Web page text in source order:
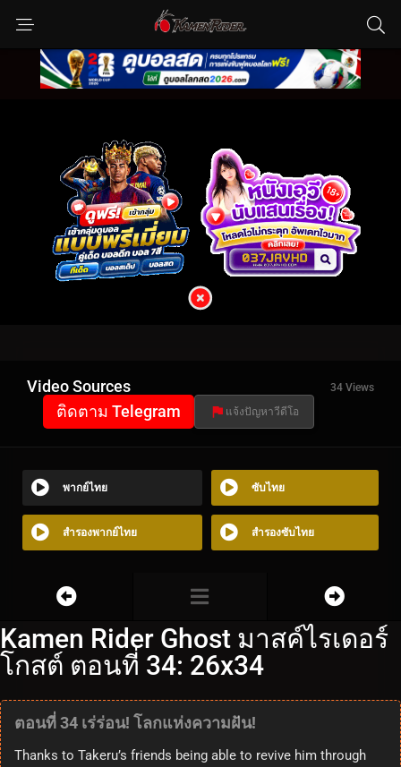
Video Sources 34 Views
ติดตาม Telegram แจ้งปัญหาวีดีโอ
พากย์ไทย ซับไทย
สำรองพากย์ไทย สำรองซับไทย
Kamen Rider Ghost มาสค์ไรเดอร์
โกสต์ ตอนที่ 34: 26x34
ตอนที่ 34 เร่ร่อน! โลกแห่งความฝัน!
Thanks to Takeru’s friends being able to revive him through